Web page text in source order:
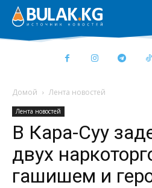
Домой Лента новостей
Лента новостей
В Кара-Суу
двух
гашишем и